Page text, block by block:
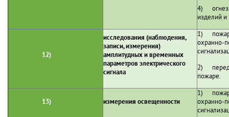
4)
изделий и
12)
исследования (наблюдения,
записи, измерения)
амплитудных и временных
параметров электрического
сигнала
1)
охранно-
2)
пожаре.
13) измерения освещенности
1)
охранно-